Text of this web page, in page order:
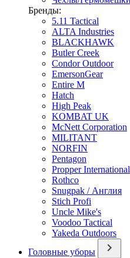
Бренды:
5.11 Tactical
ALTA Industries
BLACKHAWK
Butler Creek
Condor Outdoor
EmersonGear
Entire M
Hatch
High Peak
KOMBAT UK
McNett Corporation
MILITANT
NORFIN
Pentagon
Propper International
Rothco
Snugpak / Англия
Stich Profi
Uncle Mike's
Voodoo Tactical
Yakeda Outdoors
Головные уборы